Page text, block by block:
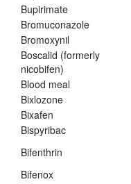
Bupirimate
Bromuconazole
Bromoxynil
Boscalid (formerly
nicobifen)
Blood meal
Bixlozone
Bixafen
Bispyribac
Bifenthrin
Bifenox